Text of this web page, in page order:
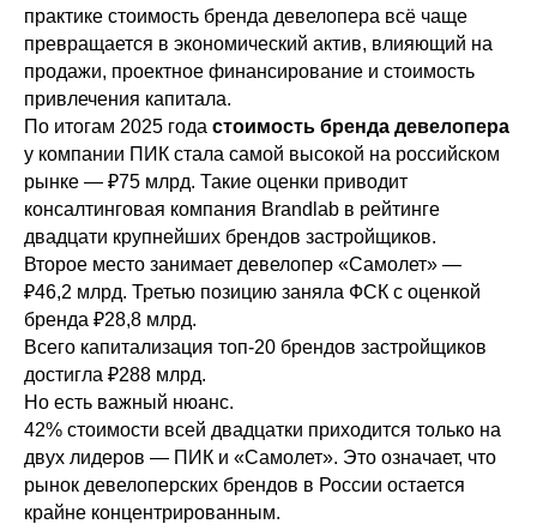
практике стоимость бренда девелопера всё чаще
превращается в экономический актив, влияющий на
продажи, проектное финансирование и стоимость
привлечения капитала.
По итогам 2025 года стоимость бренда девелопера
у компании ПИК стала самой высокой на российском
рынке — ₽75 млрд. Такие оценки приводит
консалтинговая компания Brandlab в рейтинге
двадцати крупнейших брендов застройщиков.
Второе место занимает девелопер «Самолет» —
₽46,2 млрд. Третью позицию заняла ФСК с оценкой
бренда ₽28,8 млрд.
Всего капитализация топ-20 брендов застройщиков
достигла ₽288 млрд.
Но есть важный нюанс.
42% стоимости всей двадцатки приходится только на
двух лидеров — ПИК и «Самолет». Это означает, что
рынок девелоперских брендов в России остается
крайне концентрированным.